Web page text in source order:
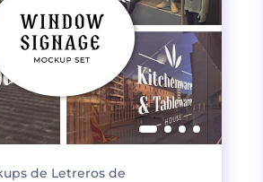
de Letreros de